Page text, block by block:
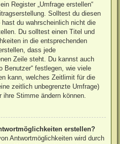
Register „Umfrage erstellen“
Solltest du diesen
du wahrscheinlich nicht die
Du solltest einen Titel und
in die entsprechenden
dass jede
Zeile steht. Du kannst auch
Benutzer“ festlegen, wie viele
kann, welches Zeitlimit für die
zeitlich unbegrenzte Umfrage)
Stimme ändern können.
erstellen?
Antwortmöglichkeiten wird durch